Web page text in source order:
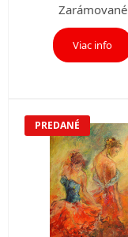
Zarámované
Viac info
PREDANÉ